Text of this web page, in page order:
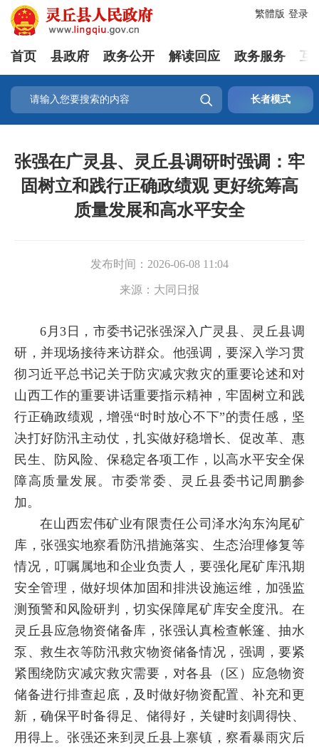
登录
繁體版
首页 县政府 政务公开 解读回应 政务服务 互
 长者模式
张强在广灵县、灵丘县调研时强调：牢
固树立和践行正确政绩观 更好统筹高
质量发展和高水平安全
发布时间： 2026-06-08 11:04
来源： 大同日报
6月3日，市委书记张强深入广灵县、灵丘县调
研，并现场接待来访群众。他强调，要深入学习贯
彻习近平总书记关于防灾减灾救灾的重要论述和对
山西工作的重要讲话重要指示精神，牢固树立和践
行正确政绩观，增强“时时放心不下”的责任感，坚
决打好防汛主动仗，扎实做好稳增长、促改革、惠
民生、防风险、保稳定各项工作，以高水平安全保
障高质量发展。市委常委、灵丘县委书记周鹏参
加。
在山西宏伟矿业有限责任公司泽水沟东沟尾矿
库，张强实地察看防汛措施落实、生态治理修复等
情况，叮嘱属地和企业负责人，要强化尾矿库汛期
安全管理，做好坝体加固和排洪设施运维，加强监
测预警和风险研判，切实保障尾矿库安全度汛。在
灵丘县应急物资储备库，张强认真检查帐篷、抽水
泵、救生衣等防汛救灾物资储备情况，强调，要紧
紧围绕防灾减灾救灾需要，对各县（区）应急物资
储备进行排查起底，及时做好物资配置、补充和更
新，确保平时备得足、储得好，关键时刻调得快、
用得上。张强还来到灵丘县上寨镇，察看暴雨灾后